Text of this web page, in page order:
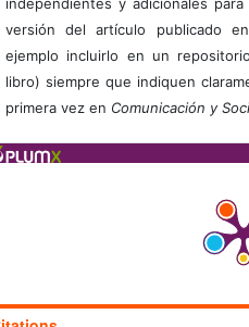
independientes y adicionales
versión del artículo publicado
ejemplo incluirlo en un
libro) siempre que indiquen
primera vez en Comunicación y